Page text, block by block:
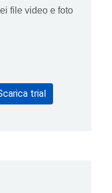
file video e foto
trial